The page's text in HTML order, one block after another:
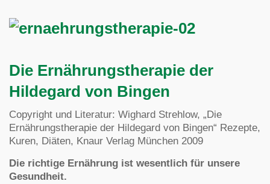
Die Ernährungstherapie der
Hildegard von Bingen
Copyright und Literatur: Wighard Strehlow, „Die
Ernährungstherapie der Hildegard von Bingen“ Rezepte,
Kuren, Diäten, Knaur Verlag München 2009
Die richtige Ernährung ist wesentlich für unsere
Gesundheit.